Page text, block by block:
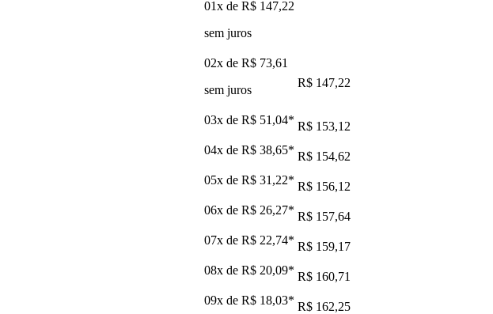
01x de R$ 147,22
sem juros
02x de R$ 73,61
sem juros
R$ 147,22
03x de R$ 51,04* R$ 153,12
04x de R$ 38,65* R$ 154,62
05x de R$ 31,22* R$ 156,12
06x de R$ 26,27* R$ 157,64
07x de R$ 22,74* R$ 159,17
08x de R$ 20,09* R$ 160,71
09x de R$ 18,03* R$ 162,25